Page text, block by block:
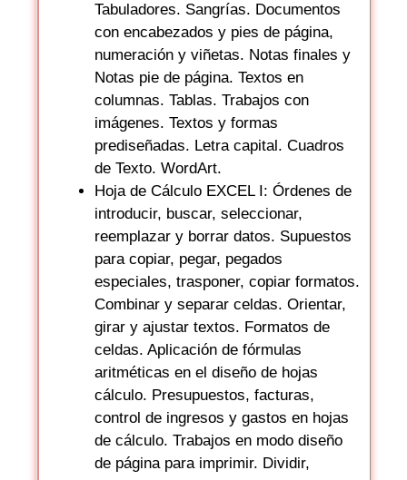
Tabuladores. Sangrías. Documentos
con encabezados y pies de página,
numeración y viñetas. Notas finales y
Notas pie de página. Textos en
columnas. Tablas. Trabajos con
imágenes. Textos y formas
prediseñadas. Letra capital. Cuadros
de Texto. WordArt.
Hoja de Cálculo EXCEL I: Órdenes de
introducir, buscar, seleccionar,
reemplazar y borrar datos. Supuestos
para copiar, pegar, pegados
especiales, trasponer, copiar formatos.
Combinar y separar celdas. Orientar,
girar y ajustar textos. Formatos de
celdas. Aplicación de fórmulas
aritméticas en el diseño de hojas
cálculo. Presupuestos, facturas,
control de ingresos y gastos en hojas
de cálculo. Trabajos en modo diseño
de página para imprimir. Dividir,